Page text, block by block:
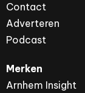
Contact
Adverteren
Podcast
Merken
Arnhem Insight